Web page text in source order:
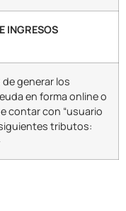
INGRESOS
generar los
en forma online o
contar con “usuario
tributos: